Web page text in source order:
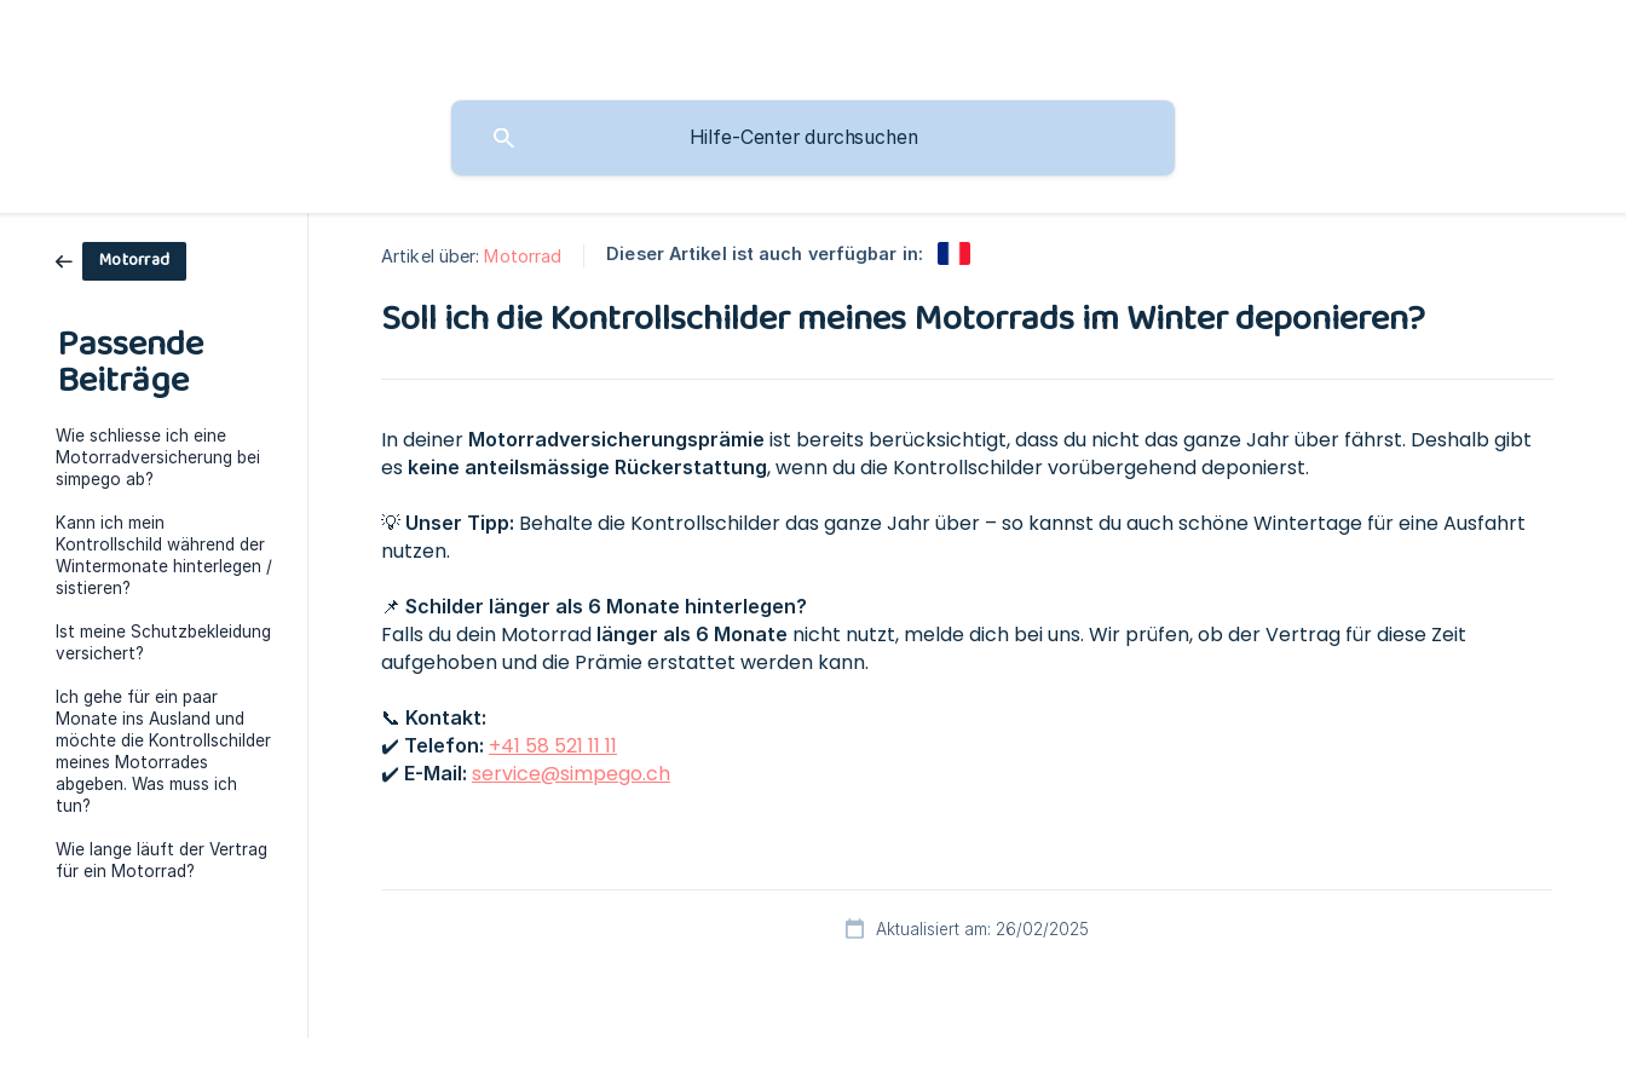
Motorrad
Passende
Beiträge
Wie schliesse ich eine
Motorradversicherung bei
simpego ab?
Kann ich mein
Kontrollschild während der
Wintermonate hinterlegen /
sistieren?
Ist meine Schutzbekleidung
versichert?
Ich gehe für ein paar
Monate ins Ausland und
möchte die Kontrollschilder
meines Motorrades
abgeben. Was muss ich
tun?
Wie lange läuft der Vertrag
für ein Motorrad?
Artikel über: Motorrad Dieser Artikel ist auch verfügbar in:
Soll ich die Kontrollschilder meines Motorrads im Winter deponieren?
In deiner Motorradversicherungsprämie ist bereits berücksichtigt, dass du nicht das ganze Jahr über fährst. Deshalb gibt
es keine anteilsmässige Rückerstattung, wenn du die Kontrollschilder vorübergehend deponierst.
💡 Unser Tipp: Behalte die Kontrollschilder das ganze Jahr über – so kannst du auch schöne Wintertage für eine Ausfahrt
nutzen.
📌 Schilder länger als 6 Monate hinterlegen?
Falls du dein Motorrad länger als 6 Monate nicht nutzt, melde dich bei uns. Wir prüfen, ob der Vertrag für diese Zeit
aufgehoben und die Prämie erstattet werden kann.
📞 Kontakt:
✔️ Telefon: +41 58 521 11 11
✔️ E-Mail: service@simpego.ch
Aktualisiert am: 26/02/2025